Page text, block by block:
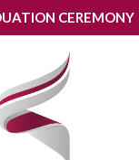
CEREMONY